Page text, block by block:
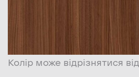
Колір може відрізнятися